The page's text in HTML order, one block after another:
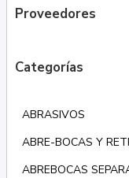
Proveedores
Categorías
ABRASIVOS
ABRE-BOCAS Y
ABREBOCAS